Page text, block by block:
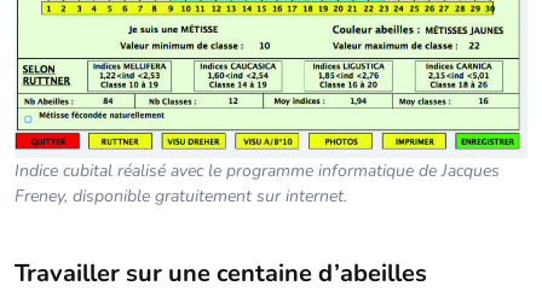
Indice cubital réalisé avec le programme informatique de Jacques
Freney, disponible gratuitement sur internet.
Travailler sur une centaine d’abeilles